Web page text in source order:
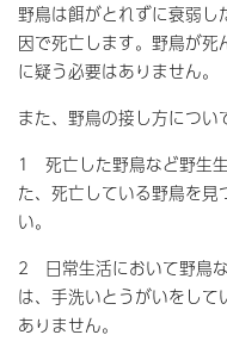
野鳥は餌がとれずに衰弱し
因で死亡します。野鳥が
に疑う必要はありません。
また、野鳥の接し方につい
1 死亡した野鳥など野生
た、死亡している野鳥を
い。
2 日常生活において野鳥
は、手洗いとうがいをし
ありません。